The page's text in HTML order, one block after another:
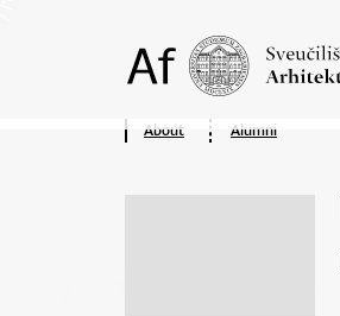
About Alumni